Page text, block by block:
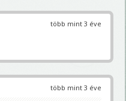
több mint 3 éve
több mint 3 éve